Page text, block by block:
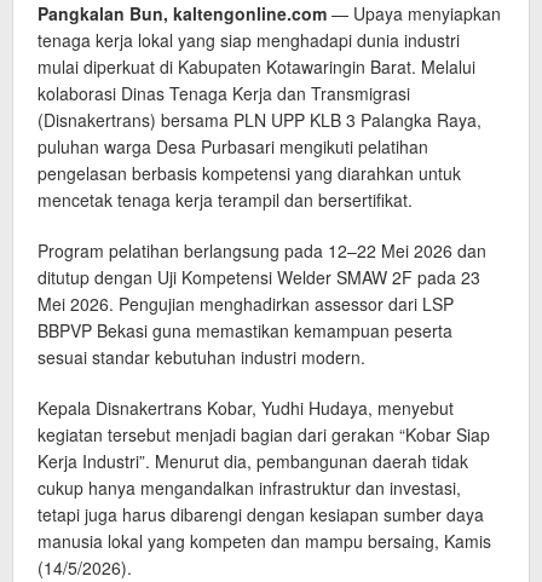
Pangkalan Bun, kaltengonline.com — Upaya menyiapkan
tenaga kerja lokal yang siap menghadapi dunia industri
mulai diperkuat di Kabupaten Kotawaringin Barat. Melalui
kolaborasi Dinas Tenaga Kerja dan Transmigrasi
(Disnakertrans) bersama PLN UPP KLB 3 Palangka Raya,
puluhan warga Desa Purbasari mengikuti pelatihan
pengelasan berbasis kompetensi yang diarahkan untuk
mencetak tenaga kerja terampil dan bersertifikat.
Program pelatihan berlangsung pada 12–22 Mei 2026 dan
ditutup dengan Uji Kompetensi Welder SMAW 2F pada 23
Mei 2026. Pengujian menghadirkan assessor dari LSP
BBPVP Bekasi guna memastikan kemampuan peserta
sesuai standar kebutuhan industri modern.
Kepala Disnakertrans Kobar, Yudhi Hudaya, menyebut
kegiatan tersebut menjadi bagian dari gerakan “Kobar Siap
Kerja Industri”. Menurut dia, pembangunan daerah tidak
cukup hanya mengandalkan infrastruktur dan investasi,
tetapi juga harus dibarengi dengan kesiapan sumber daya
manusia lokal yang kompeten dan mampu bersaing, Kamis
(14/5/2026).